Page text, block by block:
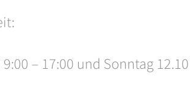
– 17:00 und Sonntag